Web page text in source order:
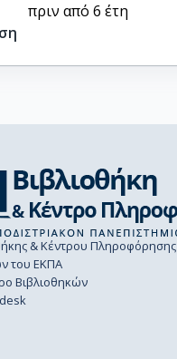
πριν από 6 έτη
& Κέντρου Πληροφόρησης
του ΕΚΠΑ
Βιβλιοθηκών